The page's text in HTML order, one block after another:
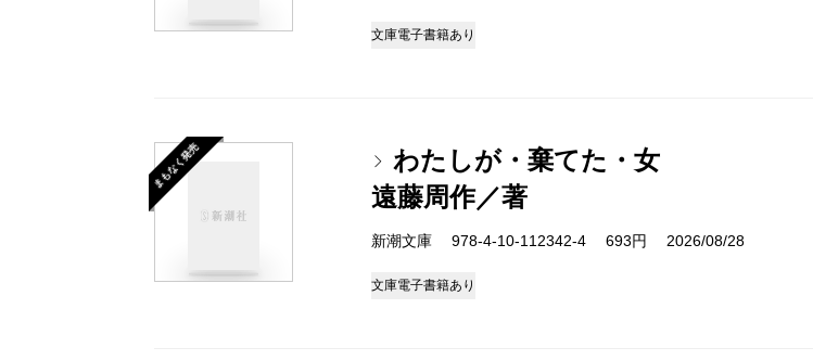
文庫電子書籍あり
まもなく発売
わたしが・棄てた・女
遠藤周作／著
新潮文庫 978-4-10-112342-4 693円 2026/08/28
文庫電子書籍あり